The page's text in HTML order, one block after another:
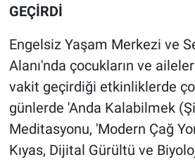
GEÇİRDİ
Engelsiz Yaşam Merkezi ve
Alanı'nda çocukların ve
vakit geçirdiği etkinliklerde
günlerde 'Anda Kalabilmek
Meditasyonu, 'Modern Çağ
Kıyas, Dijital Gürültü ve